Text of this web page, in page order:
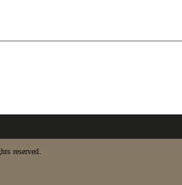
reserved.